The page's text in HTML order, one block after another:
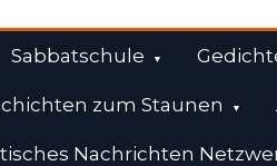
Sabbatschule
zum Staunen
Nachrichten